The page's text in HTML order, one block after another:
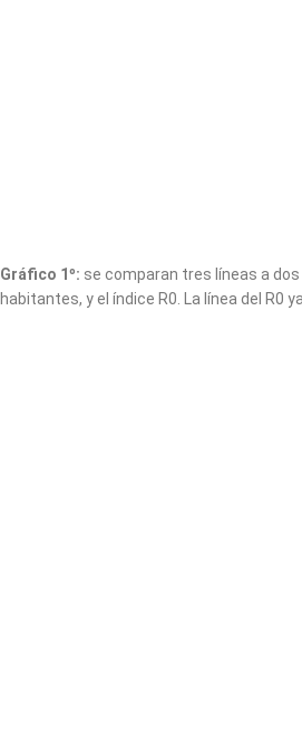
Gráfico 1º: se comparan tres líneas a
habitantes, y el índice R0. La línea del R0